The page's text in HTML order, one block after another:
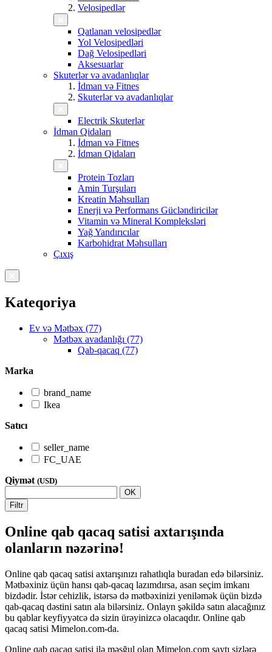
Velosipedlər
Qatlanan velosipedlər
Yol Velosipedləri
Dağ Velosipedləri
Aksesuarlar
Skuterlər və avadanlıqlar
İdman və Fitnes
Skuterlər və avadanlıqlar
Electrik Skuterlər
İdman Qidaları
İdman və Fitnes
İdman Qidaları
Protein Tozları
Amin Turşuları
Kreatin Məhsulları
Enerji və Performans Gücləndiricilər
Vitamin və Mineral Kompleksləri
Yağ Yandırıcılar
Karbohidrat Məhsulları
Çıxış
Kateqoriya
Ev və Mətbəx (77)
Mətbəx avadanlığı (77)
Qab-qacaq (77)
Marka
brand_name
Ikea
Satıcı
seller_name
FC_UAE
Qiymət (USD)
OK
Filtr
Online qab qacaq satisi axtarışında
olanların nəzərinə!
Online qab qacaq satisi axtarışınızı rahatlıqla buradan edə bilərsiniz.
Mətbəxiniz üçün hansı qab-qacaq lazımdırsa, asan seçim imkanı
bizdədir. İstər cehizlik, istərsə də mətbəxinizi yeniləmək üçün bizdə
qab-qacaq dəstini satın ala bilərsiniz. Onlayn şəkildə satın alacağınız
bu qablar keyfiyyətcə də sizin ürəyinizcə olacaqdır. Online qab
qacaq satisi Mimelon.com-da.
Online qab qacaq satisi ilə məşğul olan Mimelon.com saytı sizlərə